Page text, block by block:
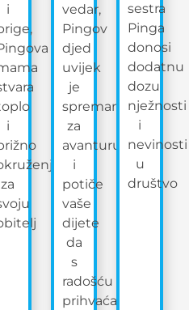
i
i
za
vedar,
Pingov
djed
uvijek
je
spreman
za
avanturu
i
potiče
vaše
dijete
da
s
radošću
prihvaća
sestra
Pinga
donosi
dodatnu
dozu
nježnosti
i
nevinosti
u
društvo